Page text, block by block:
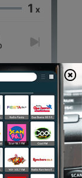
1 x
00:00